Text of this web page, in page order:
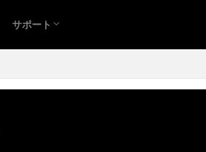
サポート